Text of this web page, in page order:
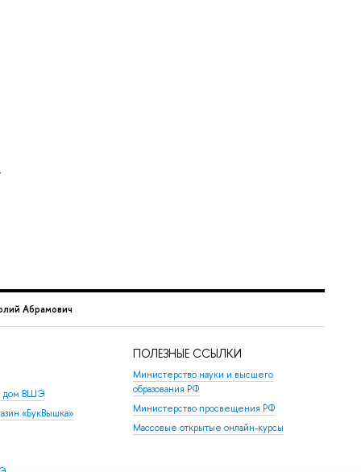
Абрамович
дом ВШЭ
«БукВышка»
ПОЛЕЗНЫЕ ССЫЛКИ
Министерство науки и высшего
образования РФ
Министерство просвещения РФ
Массовые открытые онлайн-курсы